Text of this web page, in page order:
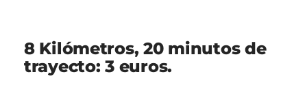
8 Kilómetros, 20 minutos de
trayecto: 3 euros.